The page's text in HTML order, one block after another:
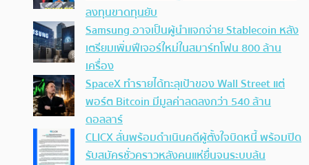
ลงทุนขาดทุนยับ
Samsung อาจเป็นผู้นำแจกจ่าย Stablecoin หลัง
เตรียมเพิ่มฟีเจอร์ใหม่ในสมาร์ทโฟน 800 ล้าน
เครื่อง
SpaceX ทำรายได้ทะลุเป้าของ Wall Street แต่
พอร์ต Bitcoin มีมูลค่าลดลงกว่า 540 ล้าน
ดอลลาร์
CLICX ลั่นพร้อมดำเนินคดีผู้ตั้งใจบิดหนี้ พร้อมปิด
รับสมัครชั่วคราวหลังคนแห่ยื่นจนระบบล้น